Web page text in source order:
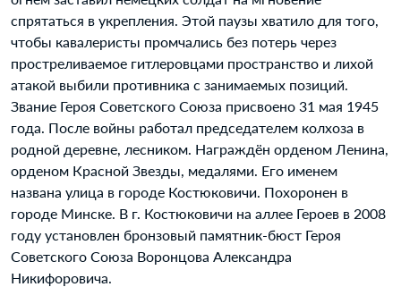
спрятаться в укрепления. Этой паузы хватило для того,
чтобы кавалеристы промчались без потерь через
простреливаемое гитлеровцами пространство и лихой
атакой выбили противника с занимаемых позиций.
Звание Героя Советского Союза присвоено 31 мая 1945
года. После войны работал председателем колхоза в
родной деревне, лесником. Награждён орденом Ленина,
орденом Красной Звезды, медалями. Его именем
названа улица в городе Костюковичи. Похоронен в
городе Минске. В г. Костюковичи на аллее Героев в 2008
году установлен бронзовый памятник-бюст Героя
Советского Союза Воронцова Александра
Никифоровича.